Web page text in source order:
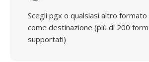
Scegli pgx o qualsiasi altro
come destinazione (più di 200
supportati)